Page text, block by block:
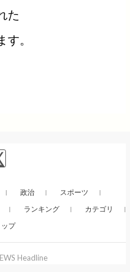
た
。
政治
スポーツ
ランキング
カテゴリ
プ
Headline